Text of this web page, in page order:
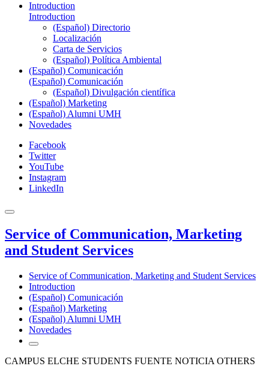
Introduction
Introduction
(Español) Directorio
Localización
Carta de Servicios
(Español) Política Ambiental
(Español) Comunicación
(Español) Comunicación
(Español) Divulgación científica
(Español) Marketing
(Español) Alumni UMH
Novedades
Facebook
Twitter
YouTube
Instagram
LinkedIn
Service of Communication, Marketing
and Student Services
Service of Communication, Marketing and Student Services
Introduction
(Español) Comunicación
(Español) Marketing
(Español) Alumni UMH
Novedades
CAMPUS ELCHE STUDENTS FUENTE NOTICIA OTHERS